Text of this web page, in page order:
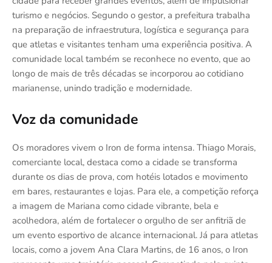
turismo e negócios. Segundo o gestor, a prefeitura trabalha
na preparação de infraestrutura, logística e segurança para
que atletas e visitantes tenham uma experiência positiva. A
comunidade local também se reconhece no evento, que ao
longo de mais de três décadas se incorporou ao cotidiano
marianense, unindo tradição e modernidade.
Voz da comunidade
Os moradores vivem o Iron de forma intensa. Thiago Morais,
comerciante local, destaca como a cidade se transforma
durante os dias de prova, com hotéis lotados e movimento
em bares, restaurantes e lojas. Para ele, a competição reforça
a imagem de Mariana como cidade vibrante, bela e
acolhedora, além de fortalecer o orgulho de ser anfitriã de
um evento esportivo de alcance internacional. Já para atletas
locais, como a jovem Ana Clara Martins, de 16 anos, o Iron